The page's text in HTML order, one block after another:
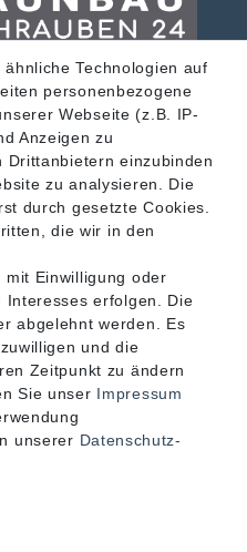
Technologien auf
personenbezogene
Webseite (z.B. IP-
Anzeigen zu
Drittanbietern einzubinden
zu analysieren. Die
durch gesetzte Cookies.
die wir in den
mit Einwilligung oder
erfolgen. Die
abgelehnt werden. Es
und die
Zeitpunkt zu ändern
Sie unser Impressum
unserer Daten­schutz­